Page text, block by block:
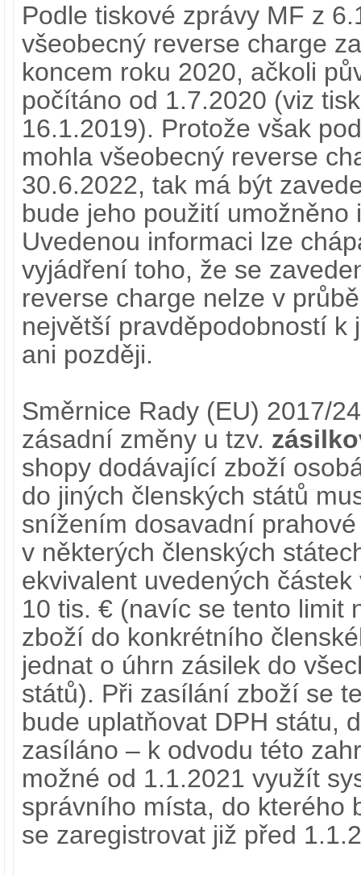
Podle tiskové zprávy MF z
všeobecný reverse charge
koncem roku 2020, ačkoli
počítáno od 1.7.2020 (viz
16.1.2019). Protože však
mohla všeobecný reverse
30.6.2022, tak má být
bude jeho použití umožněno
Uvedenou informaci lze
vyjádření toho, že se
reverse charge nelze v
největší pravděpodobností k
ani později.
Směrnice Rady (EU) 2017/
zásadní změny u tzv.
shopy dodávající zboží
do jiných členských států
snížením dosavadní
v některých členských
ekvivalent uvedených
10 tis. € (navíc se tento limit
zboží do konkrétního
jednat o úhrn zásilek do
států). Při zasílání zboží se
bude uplatňovat DPH státu,
zasíláno – k odvodu této
možné od 1.1.2021 využít
správního místa, do kterého
se zaregistrovat již před